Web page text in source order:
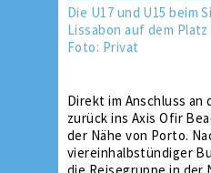
Die U17 und U15 beim
Lissabon auf dem Platz
Foto: Privat
Direkt im Anschluss an
zurück ins Axis Ofir
der Nähe von Porto.
viereinhalbstündiger